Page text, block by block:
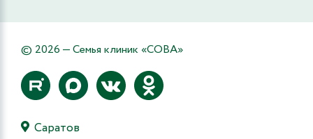
© 2026 — Семья клиник «СОВА»
Саратов